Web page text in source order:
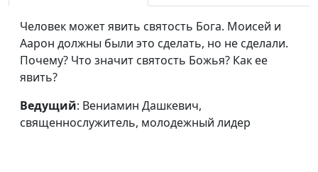
Иов: причины
страданий
Вениамин Дашкевич,
молодежный лидер
Многоженство: норма
ли это?
молодежный лидер
Человек может явить святость Бога. Моисей и
Аарон должны были это сделать, но не сделали.
Почему? Что значит святость Божья? Как ее
явить?
Ведущий: Вениамин Дашкевич,
священнослужитель, молодежный лидер